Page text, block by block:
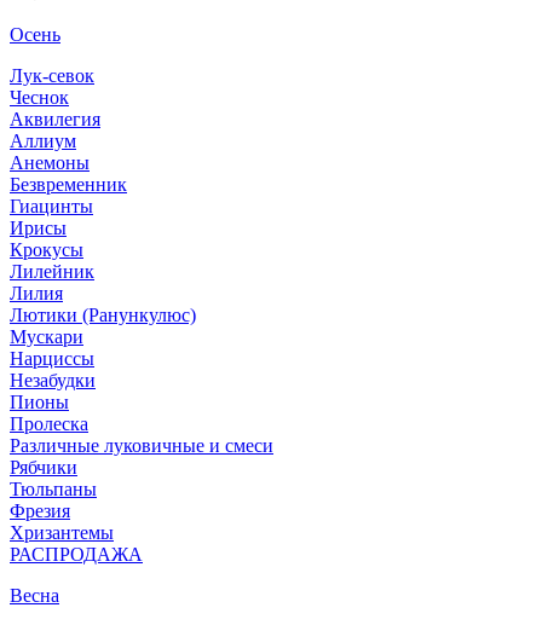
Осень
Лук-севок
Чеснок
Аквилегия
Аллиум
Анемоны
Безвременник
Гиацинты
Ирисы
Крокусы
Лилейник
Лилия
Лютики (Ранункулюс)
Мускари
Нарцисcы
Незабудки
Пионы
Пролеска
Различные луковичные и смеси
Рябчики
Тюльпаны
Фрезия
Хризантемы
РАСПРОДАЖА
Весна